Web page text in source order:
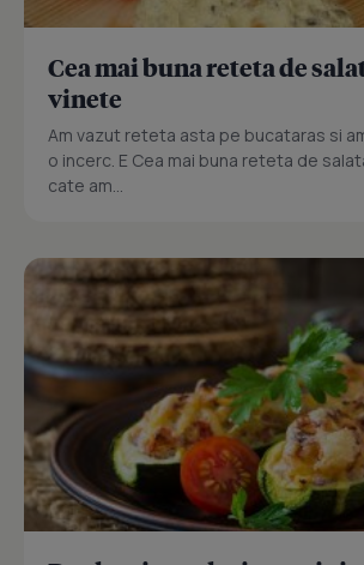
Cea mai buna reteta de
vinete
Am vazut reteta asta pe bucataras si
o incerc. E Cea mai buna reteta de
cate am...